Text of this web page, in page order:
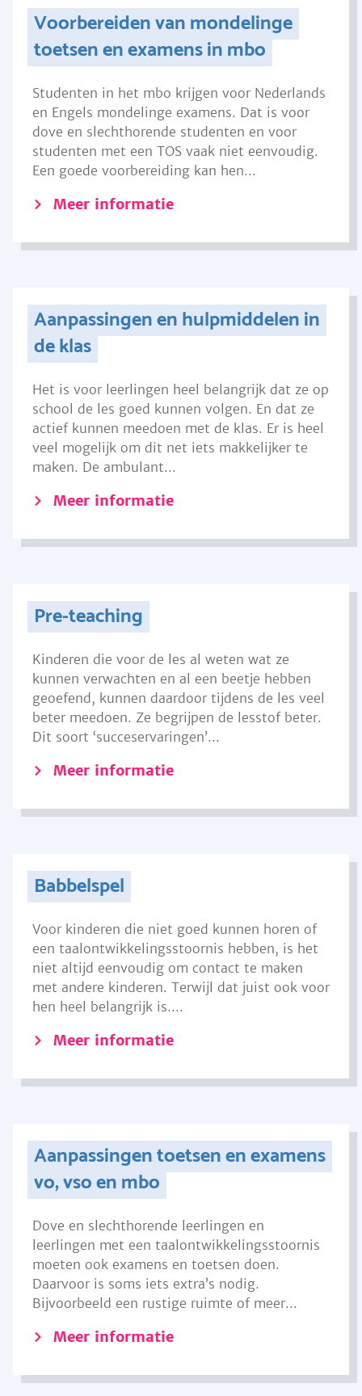
Voorbereiden van mondelinge
toetsen en examens in mbo
Studenten in het mbo krijgen voor Nederlands
en Engels mondelinge examens. Dat is voor
dove en slechthorende studenten en voor
studenten met een TOS vaak niet eenvoudig.
Een goede voorbereiding kan hen...
Meer informatie
Aanpassingen en hulpmiddelen in
de klas
Het is voor leerlingen heel belangrijk dat ze op
school de les goed kunnen volgen. En dat ze
actief kunnen meedoen met de klas. Er is heel
veel mogelijk om dit net iets makkelijker te
maken. De ambulant...
Meer informatie
Pre-teaching
Kinderen die voor de les al weten wat ze
kunnen verwachten en al een beetje hebben
geoefend, kunnen daardoor tijdens de les veel
beter meedoen. Ze begrijpen de lesstof beter.
Dit soort ‘succeservaringen’...
Meer informatie
Babbelspel
Voor kinderen die niet goed kunnen horen of
een taalontwikkelingsstoornis hebben, is het
niet altijd eenvoudig om contact te maken
met andere kinderen. Terwijl dat juist ook voor
hen heel belangrijk is....
Meer informatie
Aanpassingen toetsen en examens
vo, vso en mbo
Dove en slechthorende leerlingen en
leerlingen met een taalontwikkelingsstoornis
moeten ook examens en toetsen doen.
Daarvoor is soms iets extra’s nodig.
Bijvoorbeeld een rustige ruimte of meer...
Meer informatie